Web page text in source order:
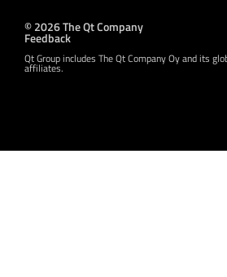
© 2026 The Qt Company
Feedback
Qt Group includes The Qt Company Oy and its
affiliates.